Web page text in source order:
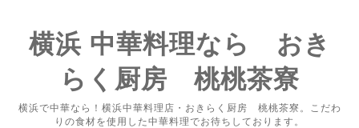
横浜 中華料理なら おき
らく厨房 桃桃茶寮
横浜で中華なら！横浜中華料理店・おきらく厨房 桃桃茶寮。こだわ
りの食材を使用した中華料理でお待ちしております。